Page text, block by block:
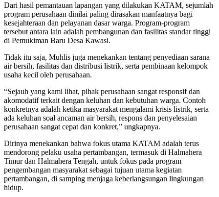
Dari hasil pemantauan lapangan yang dilakukan KATAM, sejumlah
program perusahaan dinilai paling dirasakan manfaatnya bagi
kesejahteraan dan pelayanan dasar warga. Program-program
tersebut antara lain adalah pembangunan dan fasilitas standar tinggi
di Pemukiman Baru Desa Kawasi.
Tidak itu saja, Muhlis juga menekankan tentang penyediaan sarana
air bersih, fasilitas dan distribusi listrik, serta pembinaan kelompok
usaha kecil oleh perusahaan.
“Sejauh yang kami lihat, pihak perusahaan sangat responsif dan
akomodatif terkait dengan keluhan dan kebutuhan warga. Contoh
konkretnya adalah ketika masyarakat mengalami krisis listrik, serta
ada keluhan soal ancaman air bersih, respons dan penyelesaian
perusahaan sangat cepat dan konkret,” ungkapnya.
Dirinya menekankan bahwa fokus utama KATAM adalah terus
mendorong pelaku usaha pertambangan, termasuk di Halmahera
Timur dan Halmahera Tengah, untuk fokus pada program
pengembangan masyarakat sebagai tujuan utama kegiatan
pertambangan, di samping menjaga keberlangsungan lingkungan
hidup.